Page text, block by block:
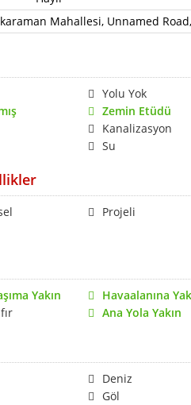
Mahallesi, Unnamed
Yolu Yok
Zemin Etüdü
Kanalizasyon
Su
Projeli
Yakın Havaalanına
Ana Yola Yakın
Deniz
Göl